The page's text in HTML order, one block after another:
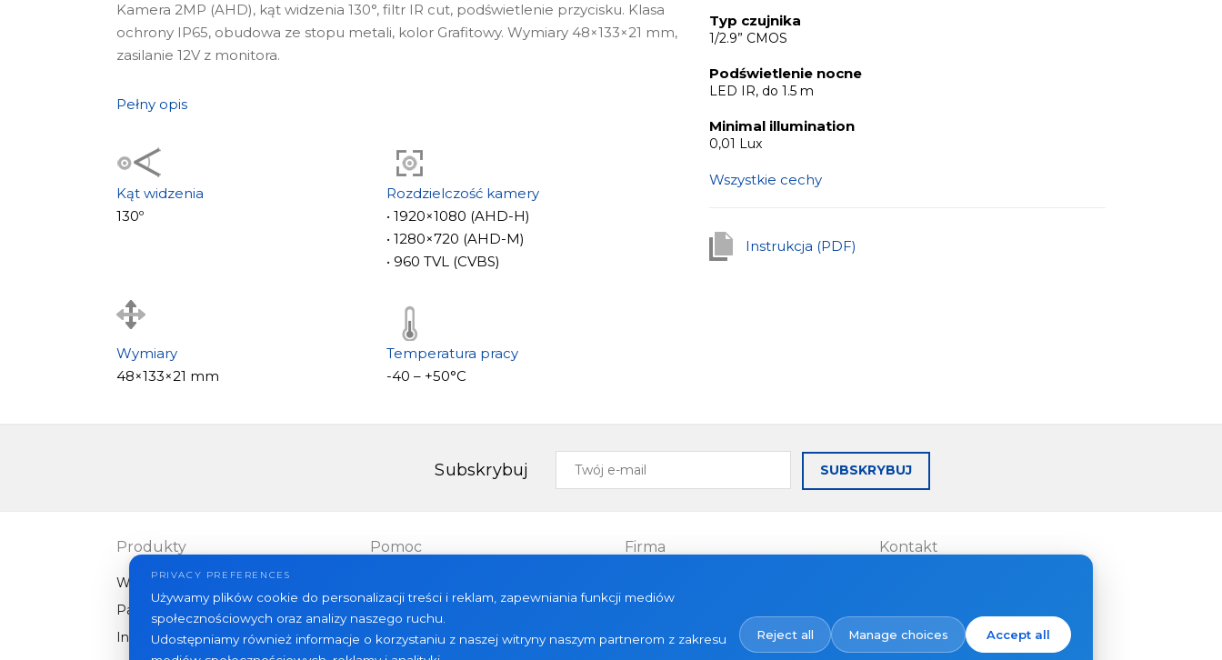
Kamera 2MP (AHD), kąt widzenia 130°, filtr IR cut, podświetlenie przycisku. Klasa
ochrony IP65, obudowa ze stopu metali, kolor Grafitowy. Wymiary 48×133×21 mm,
zasilanie 12V z monitora.
Pełny opis
Kąt widzenia
130º
Rozdzielczość kamery
• 1920×1080 (AHD-H)
• 1280×720 (AHD-M)
• 960 TVL (CVBS)
Wymiary
48×133×21 mm
Temperatura pracy
-40 – +50°С
Typ czujnika
1/2.9” CMOS
Podświetlenie nocne
LED IR, do 1.5 m
Minimal illumination
0,01 Lux
Wszystkie cechy
Instrukcja (PDF)
Subskrybuj
Twój
SUBSKRYBUJ
Produkty
Wideodomofony
Panele zewnętrzne
Inny sprzęt
Pomoc
Artykuły
Firma
Aktualności
Kontakt
PRIVACY PREFERENCES
Używamy plików cookie do personalizacji treści i reklam, zapewniania funkcji mediów
społecznościowych oraz analizy naszego ruchu.
Udostępniamy również informacje o korzystaniu z naszej witryny naszym partnerom z zakresu
Reject all Manage choices Accept all